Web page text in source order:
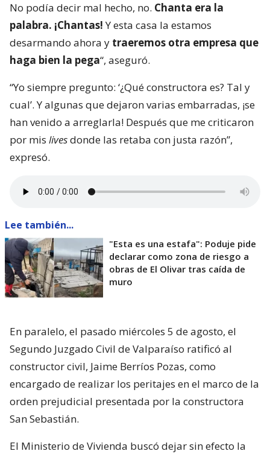
No podía decir mal hecho, no. Chanta era la
palabra. ¡Chantas!Y esta casa la estamos
desarmando ahora y traeremos otra empresa que
haga bien la pega“, aseguró.
“Yo siempre pregunto: ‘¿Qué constructora es? Tal y
cual’. Y algunas que dejaron varias embarradas, ¡se
han venido a arreglarla! Después que me criticaron
por mis livesdonde las retaba con justa razón”,
expresó.
Lee también...
"Esta es una estafa": Poduje pide
declarar como zona de riesgo a
obras de El Olivar tras caída de
muro
En paralelo, el pasado miércoles 5 de agosto, el
Segundo Juzgado Civil de Valparaíso ratificó al
constructor civil, Jaime Berríos Pozas, como
encargado de realizar los peritajes en el marco de la
orden prejudicial presentada por la constructora
San Sebastián.
El Ministerio de Vivienda buscó dejar sin efecto la